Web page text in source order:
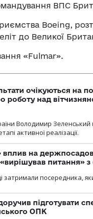
ВПС
Boeing,
до Великої
«Fulmar».
очікуються на
роботу над
Володимир Зеленський
активної реалізації.
на
питання»
затримали посередника,
підготувати
ОПК